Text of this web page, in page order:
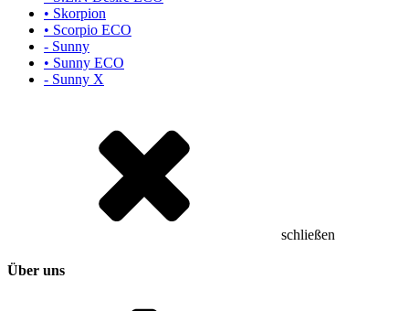
• Skorpion
• Scorpio ECO
- Sunny
• Sunny ECO
- Sunny X
schließen
Über uns